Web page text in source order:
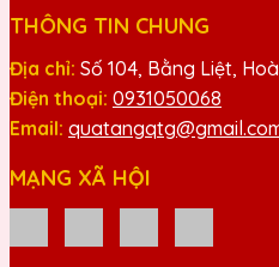
THÔNG TIN CHUNG
Địa chỉ: Số 104, Bằng Liệt,
Điện thoại: 0931050068
Email:
MẠNG XÃ HỘI